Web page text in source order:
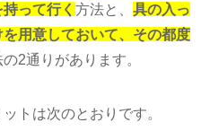
持って行く 方法と、 具の入っ
用意しておいて、その都度
2通りがあります。
トは次のとおりです。